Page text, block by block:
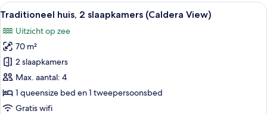
slaapkamer
View)
Alle
foto's
voor
Traditioneel
huis,
2
slaapkamers
(Caldera
Een modern interieur met een
6
Traditioneel huis, 2 slaapkamers (Caldera View)
Uitzicht op zee
70 m²
2 slaapkamers
Max. aantal: 4
1 queensize bed en 1 tweepersoonsbed
Gratis wifi